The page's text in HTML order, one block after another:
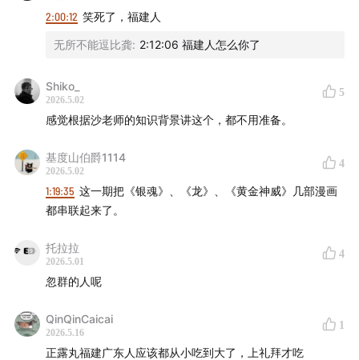
01:07:07借造访「摸底」：甲午战前日本海军的情报搜集
01:20:05俄国兴建西伯利亚大铁路与日英修约：甲午开战
的国际因素
01:45:34隐身的军机处：李鸿章权责失衡的困境
01:50:43 高升号被击沉是情报战的胜利吗？
01:55:34「石川伍一案」引发的大清内部斗争
2:00:12 笑死了，福建人
无所不能逗比龚: 2:12:06 福建人怎么你了
Shiko_
2026.5.02
5
感觉根据沙老师的知识背景讲这个，都不用准备。
基度山伯爵1114
2026.5.02
4
1:19:35 这一期把《银魂》、《龙》、《黄金神威》几部漫画
都串联起来了。
托拉拉
2026.5.01
4
忽群的人呢
QinQinCaicai
2026.5.16
1
正露丸福建广东人应该都从小吃到大了，上礼拜才吃